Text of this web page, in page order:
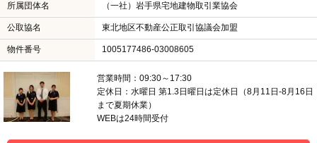
所属団体名 （一社）岩手県宅地建物取引業協会
公取協名 東北地区不動産公正取引協議会加盟
物件番号 1005177486-03008605
営業時間：09:30～17:30
定休日：水曜日 第1.3日曜日は定休日（8月11日-8月16日
まで夏期休業）
WEBは24時間受付